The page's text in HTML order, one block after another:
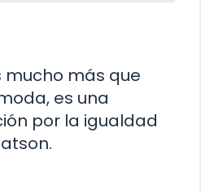
mucho más que
es una
por la igualdad